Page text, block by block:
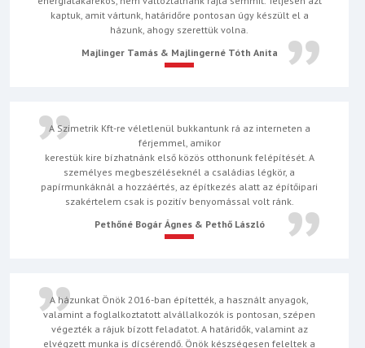
kaptuk, amit vártunk, határidőre pontosan úgy készült el a
házunk, ahogy szerettük volna.
Majlinger Tamás & Majlingerné Tóth Anita
A Szimetrik Kft-re véletlenül bukkantunk rá az interneten a
férjemmel, amikor
kerestük kire bízhatnánk első közös otthonunk felépítését. A
személyes megbeszéléseknél a családias légkör, a
papírmunkáknál a hozzáértés, az építkezés alatt az építőipari
szakértelem csak is pozitív benyomással volt ránk.
Pethőné Bogár Ágnes & Pethő László
A házunkat Önök 2016-ban építették, a használt anyagok,
valamint a foglalkoztatott alvállalkozók is pontosan, szépen
végezték a rájuk bízott feladatot. A határidők, valamint az
elvégzett munka is dícsérendő. Önök készségesen feleltek a